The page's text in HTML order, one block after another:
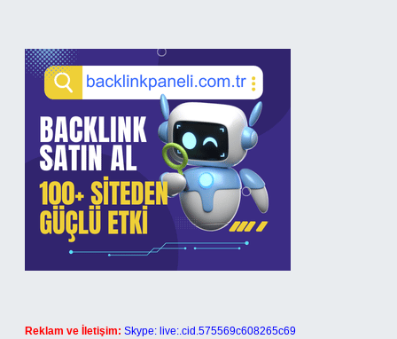
Reklam ve İletişim: Skype: live:.cid.575569c608265c69